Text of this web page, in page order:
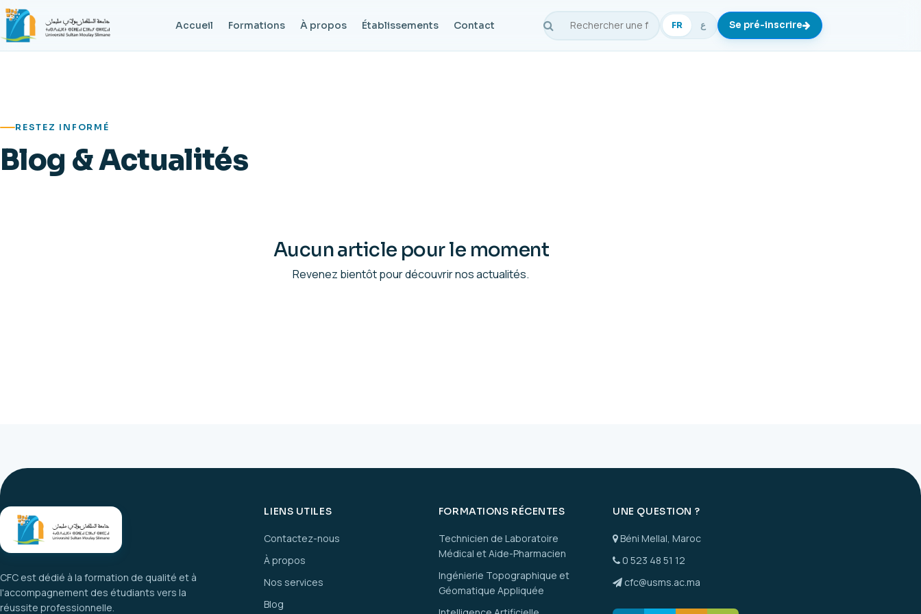
Accueil Formations À propos Établissements Contact FR ع Se pré-inscrire
RESTEZ INFORMÉ
Blog & Actualités
Aucun article pour le moment
Revenez bientôt pour découvrir nos actualités.
CFC est dédié à la formation de qualité et à
l'accompagnement des étudiants vers la
réussite professionnelle.
LIENS UTILES
Contactez-nous
À propos
Nos services
Blog
FORMATIONS RÉCENTES
Technicien de Laboratoire
Médical et Aide-Pharmacien
Ingénierie Topographique et
Géomatique Appliquée
UNE QUESTION ?
Béni Mellal, Maroc
0 523 48 51 12
cfc@usms.ac.ma